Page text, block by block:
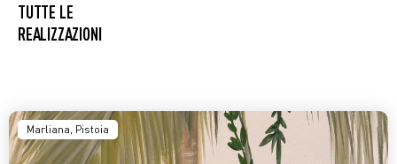
TUTTE LE
REALIZZAZIONI
Marliana, Pistoia